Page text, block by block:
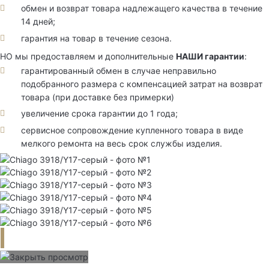
обмен и возврат товара надлежащего качества в течение
14 дней;
гарантия на товар в течение сезона.
НО мы предоставляем и дополнительные НАШИ гарантии:
гарантированный обмен в случае неправильно
подобранного размера с компенсацией затрат на возврат
товара (при доставке без примерки)
увеличение срока гарантии до 1 года;
сервисное сопровождение купленного товара в виде
мелкого ремонта на весь срок службы изделия.